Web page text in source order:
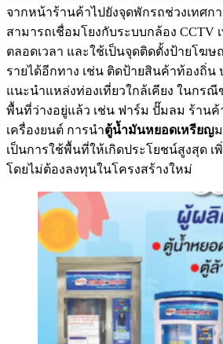
จากหน้าร้านค้าไปยังจุดพักรถช่วงเทศก
สามารถเชื่อมโยงกับระบบกล้อง CCTV
ตลอดเวลา และใช้เป็นจุดติดตั้งป้ายโฆษ
รายได้อีกทาง เช่น ติดป้ายสินค้าท้องถิ่น
แนะนำแหล่งท่องเที่ยวใกล้เคียง ในกรณี
พื้นที่ว่างอยู่แล้ว เช่น ฟาร์ม ปั๊มลม ร้าน
เครื่องยนต์ การนำตู้น้ำมันหยอดเหรียญ
เป็นการใช้พื้นที่ให้เกิดประโยชน์สูงสุด เ
โดยไม่ต้องลงทุนในโครงสร้างใหม่